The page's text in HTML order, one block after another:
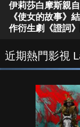
伊莉莎白摩斯親
《使女的故事》
作衍生劇《證詞
近期熱門影視